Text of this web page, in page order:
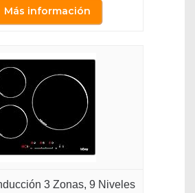
Más información
3 Zonas, 9 Niveles